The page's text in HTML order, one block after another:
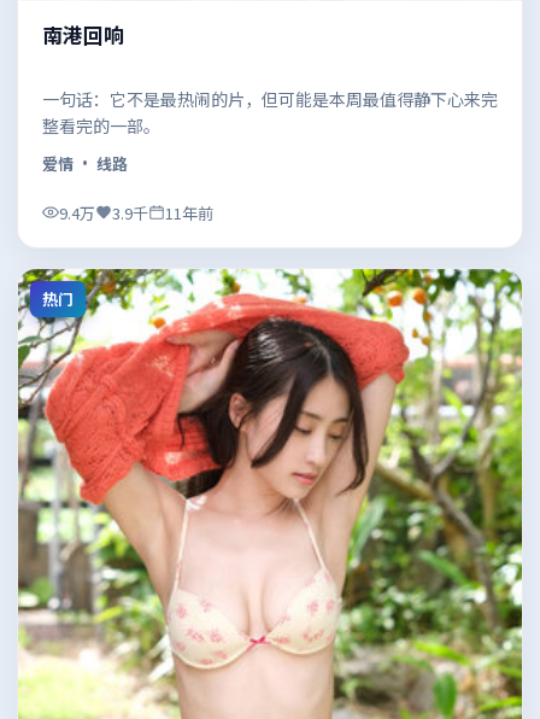
南港回响
一句话：它不是最热闹的片，但可能是本周最值得静下心来完
整看完的一部。
爱情 · 线路
9.4万 3.9千 11年前
热门